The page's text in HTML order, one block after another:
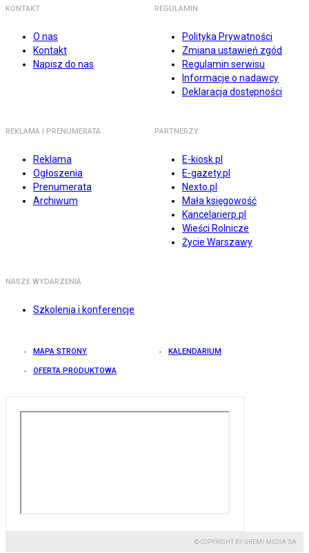
KONTAKT
O nas
Kontakt
Napisz do nas
REGULAMIN
Polityka Prywatności
Zmiana ustawień zgód
Regulamin serwisu
Informacje o nadawcy
Deklaracja dostępności
REKLAMA I PRENUMERATA
Reklama
Ogłoszenia
Prenumerata
Archiwum
PARTNERZY
E-kiosk.pl
E-gazety.pl
Nexto.pl
Mała księgowość
Kancelarierp.pl
Wieści Rolnicze
Życie Warszawy
NASZE WYDARZENIA
Szkolenia i konferencje
MAPA STRONY KALENDARIUM
OFERTA PRODUKTOWA
© COPYRIGHT BY GREMI MEDIA SA